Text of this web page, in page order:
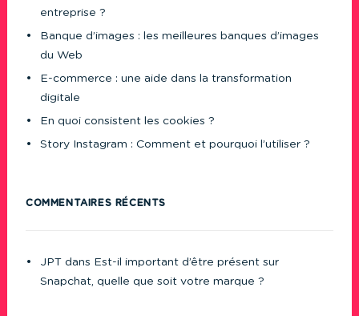
entreprise ?
Banque d’images : les meilleures banques d’images
du Web
E-commerce : une aide dans la transformation
digitale
En quoi consistent les cookies ?
Story Instagram : Comment et pourquoi l’utiliser ?
COMMENTAIRES RÉCENTS
JPT dans Est-il important d’être présent sur
Snapchat, quelle que soit votre marque ?